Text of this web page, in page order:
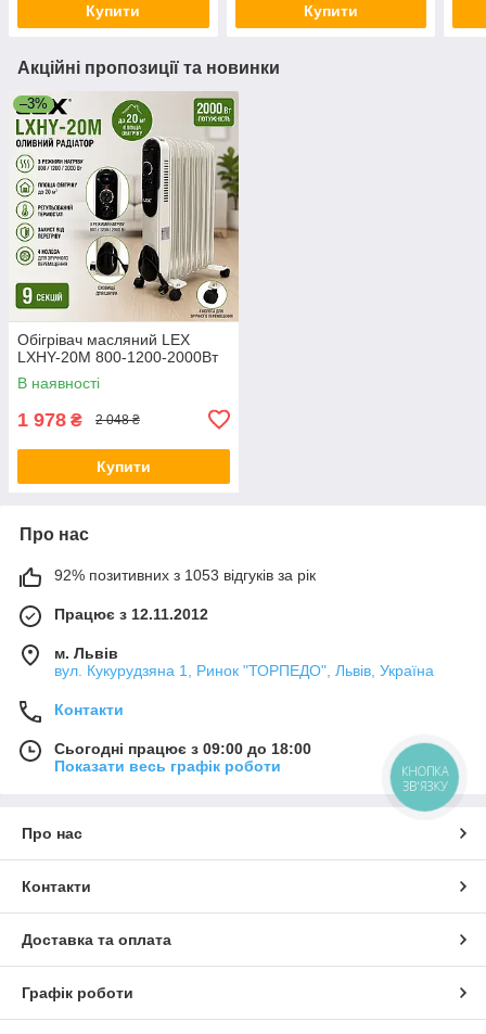
Купити Купити
Акційні пропозиції та новинки
–3%
Обігрівач масляний LEX
LXHY-20M 800-1200-2000Вт
В наявності
1 978 ₴ 2 048 ₴
Купити
Про нас
92% позитивних з 1053 відгуків за рік
Працює з 12.11.2012
м. Львів
вул. Кукурудзяна 1, Ринок "ТОРПЕДО", Львів, Україна
Контакти
Сьогодні працює з 09:00 до 18:00
Показати весь графік роботи
Про нас
Контакти
Доставка та оплата
Графік роботи
КНОПКА
ЗВ'ЯЗКУ